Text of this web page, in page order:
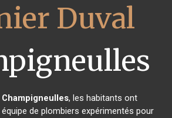
Duval
Champigneulles, les habitants ont
de plombiers expérimentés pour